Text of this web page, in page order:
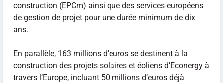
construction (EPCm) ainsi que des services européens
de gestion de projet pour une durée minimum de dix
ans.
En parallèle, 163 millions d’euros se destinent à la
construction des projets solaires et éoliens d’Econergy à
travers l’Europe, incluant 50 millions d’euros déjà